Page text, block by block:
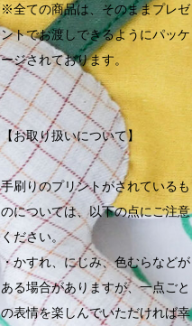
※全ての商品は、そのままプレゼ
ントでお渡しできるようにパッケ
ージされております。
【お取り扱いについて】
手刷りのプリントがされているも
のについては、以下の点にご注意
ください。
・かすれ、にじみ、色むらなどが
ある場合がありますが、一点ごと
の表情を楽しんでいただければ幸